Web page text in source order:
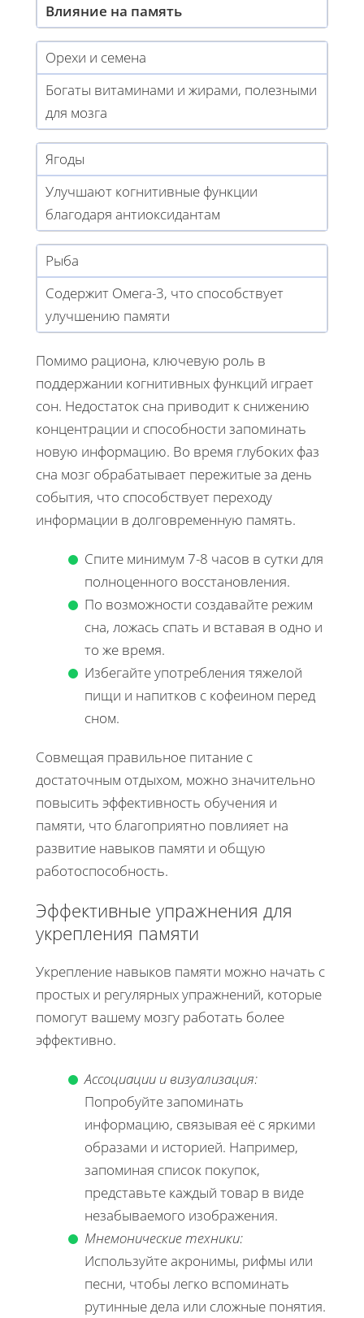
Влияние на память
Орехи и семена
Богаты витаминами и жирами, полезными
для мозга
Ягоды
Улучшают когнитивные функции
благодаря антиоксидантам
Рыба
Содержит Омега-3, что способствует
улучшению памяти
Помимо рациона, ключевую роль в
поддержании когнитивных функций играет
сон. Недостаток сна приводит к снижению
концентрации и способности запоминать
новую информацию. Во время глубоких фаз
сна мозг обрабатывает пережитые за день
события, что способствует переходу
информации в долговременную память.
Спите минимум 7-8 часов в сутки для
полноценного восстановления.
По возможности создавайте режим
сна, ложась спать и вставая в одно и
то же время.
Избегайте употребления тяжелой
пищи и напитков с кофеином перед
сном.
Совмещая правильное питание с
достаточным отдыхом, можно значительно
повысить эффективность обучения и
памяти, что благоприятно повлияет на
развитие навыков памяти и общую
работоспособность.
Эффективные упражнения для
укрепления памяти
Укрепление навыков памяти можно начать с
простых и регулярных упражнений, которые
помогут вашему мозгу работать более
эффективно.
Ассоциации и визуализация:
Попробуйте запоминать
информацию, связывая её с яркими
образами и историей. Например,
запоминая список покупок,
представьте каждый товар в виде
незабываемого изображения.
Мнемонические техники:
Используйте акронимы, рифмы или
песни, чтобы легко вспоминать
рутинные дела или сложные понятия.